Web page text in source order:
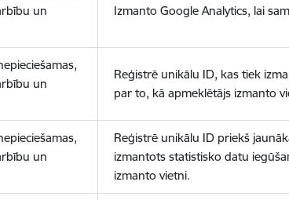
un
Izmanto Google Analytics, lai
un
Reģistrē unikālu ID, kas tiek
par to, kā apmeklētājs izmanto
un
Reģistrē unikālu ID priekš
izmantots statistisko datu
izmanto vietni.